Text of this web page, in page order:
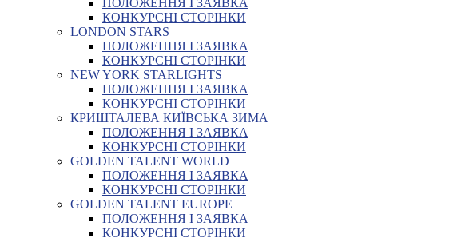
ПОЛОЖЕННЯ І ЗАЯВКА
КОНКУРСНІ СТОРІНКИ
LONDON STARS
ПОЛОЖЕННЯ І ЗАЯВКА
КОНКУРСНІ СТОРІНКИ
NEW YORK STARLIGHTS
ПОЛОЖЕННЯ І ЗАЯВКА
КОНКУРСНІ СТОРІНКИ
КРИШТАЛЕВА КИЇВСЬКА ЗИМА
ПОЛОЖЕННЯ І ЗАЯВКА
КОНКУРСНІ СТОРІНКИ
GOLDEN TALENT WORLD
ПОЛОЖЕННЯ І ЗАЯВКА
КОНКУРСНІ СТОРІНКИ
GOLDEN TALENT EUROPE
ПОЛОЖЕННЯ І ЗАЯВКА
КОНКУРСНІ СТОРІНКИ